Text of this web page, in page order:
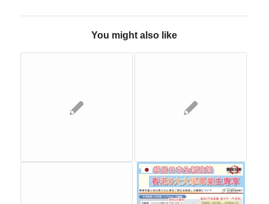
You might also like